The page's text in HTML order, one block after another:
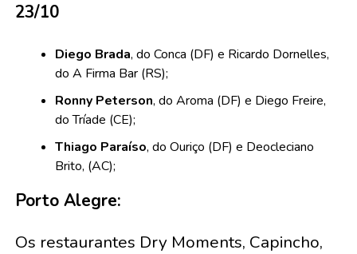
23/10
Diego Brada, do Conca (DF) e Ricardo Dornelles,
do A Firma Bar (RS);
Ronny Peterson, do Aroma (DF) e Diego Freire,
do Tríade (CE);
Thiago Paraíso, do Ouriço (DF) e Deocleciano
Brito, (AC);
Porto Alegre:
Os restaurantes Dry Moments, Capincho,